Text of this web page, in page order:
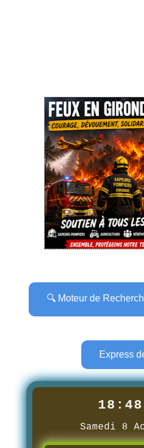
🔍 Moteur de
Express
Samedi 8